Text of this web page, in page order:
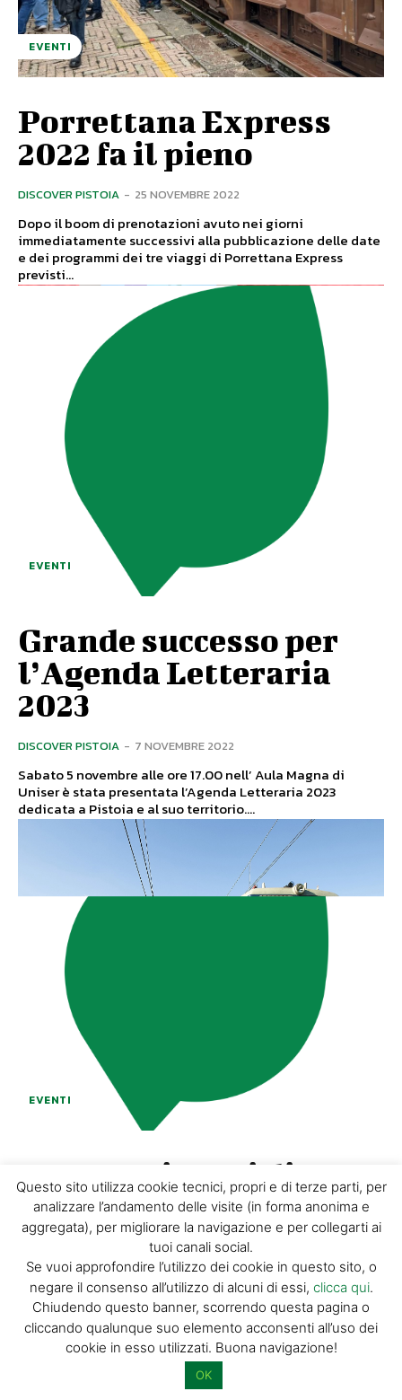
EVENTI
Porrettana Express
2022 fa il pieno
DISCOVER PISTOIA - 25 NOVEMBRE 2022
Dopo il boom di prenotazioni avuto nei giorni
immediatamente successivi alla pubblicazione delle date
e dei programmi dei tre viaggi di Porrettana Express
previsti...
EVENTI
Grande successo per
l’Agenda Letteraria
2023
DISCOVER PISTOIA - 7 NOVEMBRE 2022
Sabato 5 novembre alle ore 17.00 nell’ Aula Magna di
Uniser è stata presentata l’Agenda Letteraria 2023
dedicata a Pistoia e al suo territorio....
EVENTI
Tornano i treni di
Porrettana Express
4 NOVEMBRE 2022
Express, con l’obiettivo di dare continuità ad un progetto
di successo auspicando un suo futuro...
Questo sito utilizza cookie tecnici, propri e di terze parti, per
analizzare l’andamento delle visite (in forma anonima e
aggregata), per migliorare la navigazione e per collegarti ai
tuoi canali social.
Se vuoi approfondire l’utilizzo dei cookie in questo sito, o
negare il consenso all’utilizzo di alcuni di essi, clicca qui.
Chiudendo questo banner, scorrendo questa pagina o
cliccando qualunque suo elemento acconsenti all’uso dei
cookie in esso utilizzati. Buona navigazione!
OK